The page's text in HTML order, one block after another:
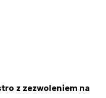
z zezwoleniem na